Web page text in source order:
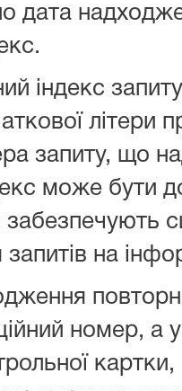
дата
індекс
літери
запиту, що
може бути
запитів на
номер, а у